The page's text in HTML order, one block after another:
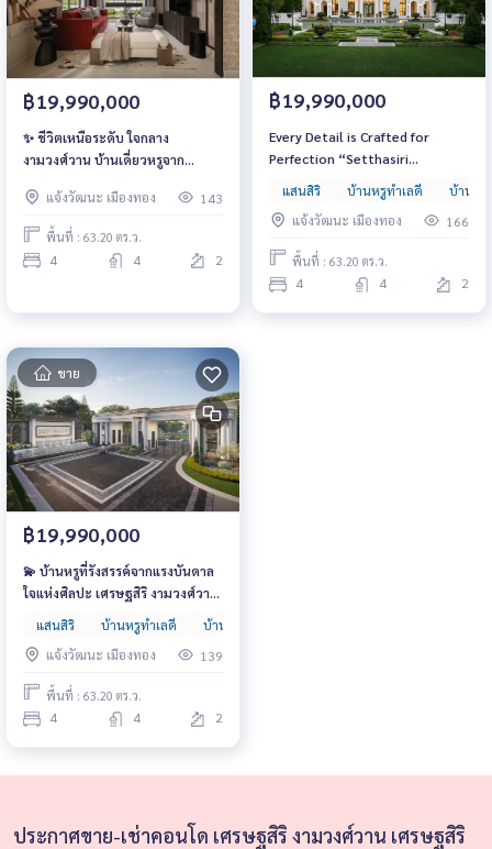
฿19,990,000
✨ ชีวิตเหนือระดับ ใจกลาง
งามวงศ์วาน บ้านเดี่ยวหรูจาก
สง่างาม เรียบหรู และเป็นส่วนตัว
เริ่ม 14.99 ล้านบาท
แจ้งวัฒนะ เมืองทอง 143
พื้นที่ : 63.20 ตร.ว.
4 4 2
฿19,990,000
Every Detail is Crafted for
Perfection “Setthasiri
งามวงศ์วาน” บ้านหรูเหนือกาลเวลา
เริ่มต้น 14.99 ล้านบาท ดีไซน์สง่า
งามทุกองศา ใกล้ทางด่วนศรีรัชเพียง
2 นาที
แสนสิริ บ้านหรูทำเลดี
บ้านห
แจ้งวัฒนะ เมืองทอง
166
พื้นที่ : 63.20 ตร.ว.
4 4 2
ขาย
฿19,990,000
💫 บ้านหรูที่รังสรรค์จากแรงบันดาล
ใจแห่งศิลปะ เศรษฐสิริ งามวงศ์วาน
เริ่ม 14.99 ล้านบาท ตอบโจทย์ทั้ง
ความภูมิฐานและความอบอุ่นของ
ครอบครัว
แสนสิริ บ้านหรูทำเลดี บ้านหรูหลังใหญ่
แจ้งวัฒนะ เมืองทอง
139
พื้นที่ : 63.20 ตร.ว.
4 4 2
ประกาศขาย-เช่าคอนโด เศรษฐสิริ งามวงศ์วาน เศรษฐสิริ